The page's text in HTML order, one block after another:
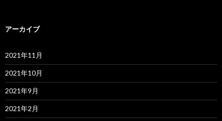
アーカイブ
2021年11月
2021年10月
2021年9月
2021年2月